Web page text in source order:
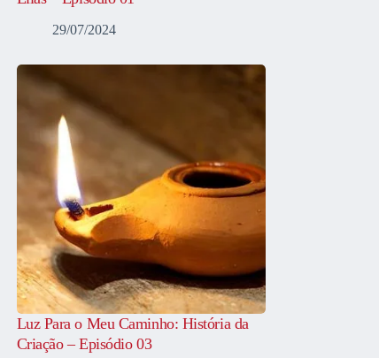
29/07/2024
Luz Para o Meu Caminho: História da
Criação – Episódio 03